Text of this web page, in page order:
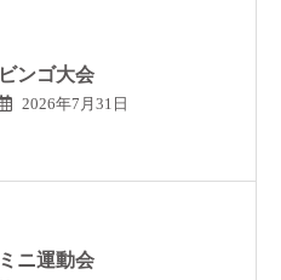
ビンゴ大会
2026年7月31日
ミニ運動会